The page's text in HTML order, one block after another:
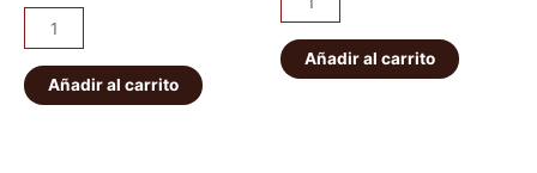
Añadir al carrito
Añadir al carrito